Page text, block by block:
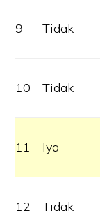
9 Tidak
10 Tidak
11 Iya
12 Tidak